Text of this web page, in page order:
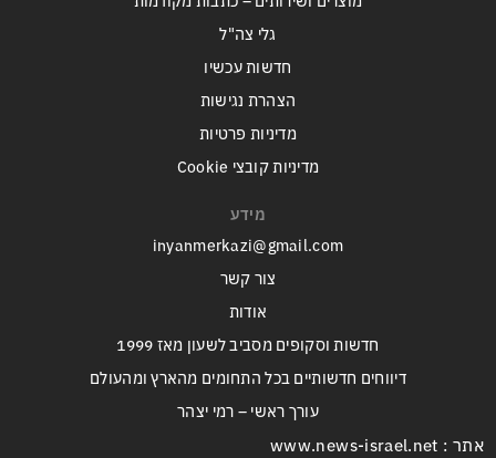
גלי צה"ל
חדשות עכשיו
הצהרת נגישות
מדיניות פרטיות
מדיניות קובצי Cookie
מידע
inyanmerkazi@gmail.com
צור קשר
אודות
חדשות וסקופים מסביב לשעון מאז 1999
דיווחים חדשותיים בכל התחומים מהארץ ומהעולם
עורך ראשי – רמי יצהר
אתר : www.news-israel.net